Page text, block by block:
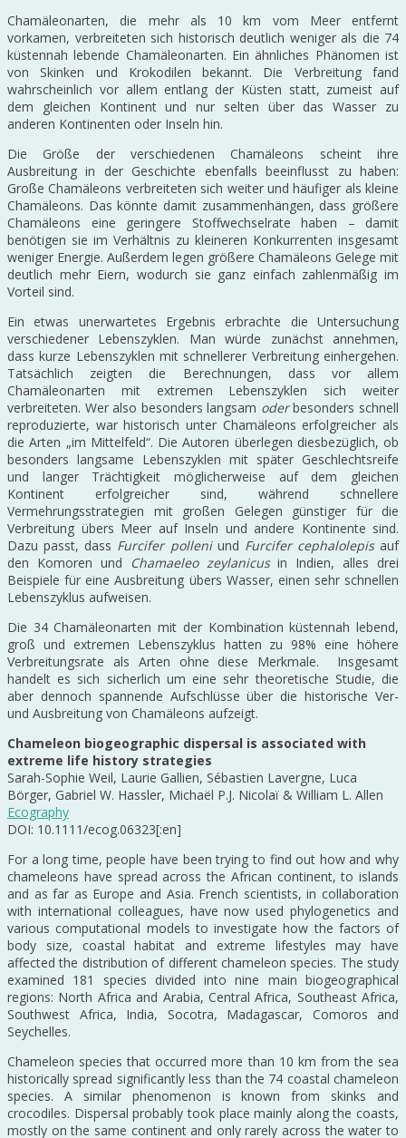
Chamäleonarten, die mehr als 10 km vom Meer entfernt
vorkamen, verbreiteten sich historisch deutlich weniger als die 74
küstennah lebende Chamäleonarten. Ein ähnliches Phänomen ist
von Skinken und Krokodilen bekannt. Die Verbreitung fand
wahrscheinlich vor allem entlang der Küsten statt, zumeist auf
dem gleichen Kontinent und nur selten über das Wasser zu
anderen Kontinenten oder Inseln hin.
Die Größe der verschiedenen Chamäleons scheint ihre
Ausbreitung in der Geschichte ebenfalls beeinflusst zu haben:
Große Chamäleons verbreiteten sich weiter und häufiger als kleine
Chamäleons. Das könnte damit zusammenhängen, dass größere
Chamäleons eine geringere Stoffwechselrate haben – damit
benötigen sie im Verhältnis zu kleineren Konkurrenten insgesamt
weniger Energie. Außerdem legen größere Chamäleons Gelege mit
deutlich mehr Eiern, wodurch sie ganz einfach zahlenmäßig im
Vorteil sind.
Ein etwas unerwartetes Ergebnis erbrachte die Untersuchung
verschiedener Lebenszyklen. Man würde zunächst annehmen,
dass kurze Lebenszyklen mit schnellerer Verbreitung einhergehen.
Tatsächlich zeigten die Berechnungen, dass vor allem
Chamäleonarten mit extremen Lebenszyklen sich weiter
verbreiteten. Wer also besonders langsam oderbesonders schnell
reproduzierte, war historisch unter Chamäleons erfolgreicher als
die Arten „im Mittelfeld“. Die Autoren überlegen diesbezüglich, ob
besonders langsame Lebenszyklen mit später Geschlechtsreife
und langer Trächtigkeit möglicherweise auf dem gleichen
Kontinent erfolgreicher sind, während schnellere
Vermehrungsstrategien mit großen Gelegen günstiger für die
Verbreitung übers Meer auf Inseln und andere Kontinente sind.
Dazu passt, dass Furcifer polleniund Furcifer cephalolepisauf
den Komoren und
Chamaeleo zeylanicusin Indien, alles drei
Beispiele für eine Ausbreitung übers Wasser, einen sehr schnellen
Lebenszyklus aufweisen.
Die 34 Chamäleonarten mit der Kombination küstennah lebend,
groß und extremen Lebenszyklus hatten zu 98% eine höhere
Verbreitungsrate als Arten ohne diese Merkmale. Insgesamt
handelt es sich sicherlich um eine sehr theoretische Studie, die
aber dennoch spannende Aufschlüsse über die historische Ver-
und Ausbreitung von Chamäleons aufzeigt.
Chameleon biogeographic dispersal is associated with
extreme life history strategies
Sarah-Sophie Weil, Laurie Gallien, Sébastien Lavergne, Luca
Börger, Gabriel W. Hassler, Michaël P.J. Nicolaï & William L. Allen
Ecography
DOI: 10.1111/ecog.06323[:en]
For a long time, people have been trying to find out how and why
chameleons have spread across the African continent, to islands
and as far as Europe and Asia. French scientists, in collaboration
with international colleagues, have now used phylogenetics and
various computational models to investigate how the factors of
body size, coastal habitat and extreme lifestyles may have
affected the distribution of different chameleon species. The study
examined 181 species divided into nine main biogeographical
regions: North Africa and Arabia, Central Africa, Southeast Africa,
Southwest Africa, India, Socotra, Madagascar, Comoros and
Seychelles.
Chameleon species that occurred more than 10 km from the sea
historically spread significantly less than the 74 coastal chameleon
species. A similar phenomenon is known from skinks and
crocodiles. Dispersal probably took place mainly along the coasts,
mostly on the same continent and only rarely across the water to